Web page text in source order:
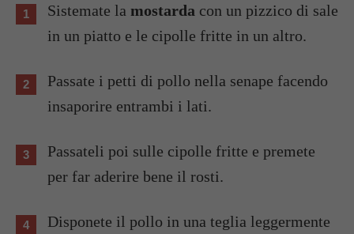
Sistemate la mostarda con un pizzico di sale
in un piatto e le cipolle fritte in un altro.
Passate i petti di pollo nella senape facendo
insaporire entrambi i lati.
Passateli poi sulle cipolle fritte e premete
per far aderire bene il rosti.
Disponete il pollo in una teglia leggermente